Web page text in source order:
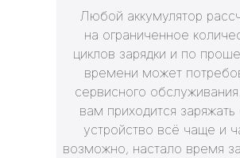
Любой аккумулятор
на ограниченное
циклов зарядки и по
времени может
сервисного
вам приходится заряжать
устройство всё чаще и
возможно, настало время